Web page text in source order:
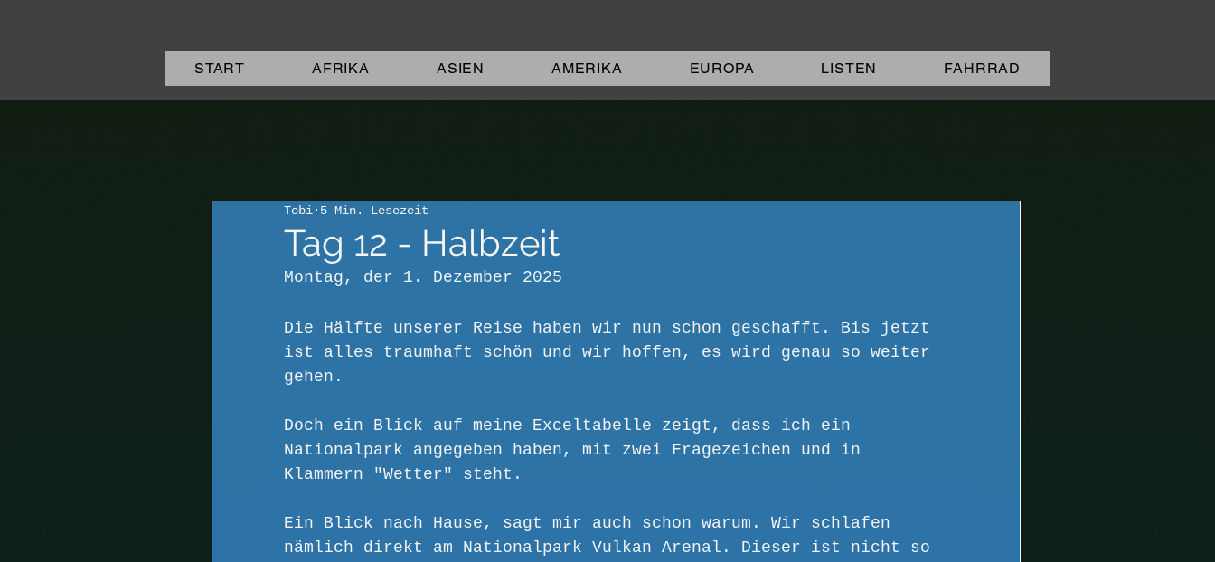
START AFRIKA ASIEN AMERIKA EUROPA LISTEN FAHRRAD
Tag 12 - Halbzeit
Tobi 5 Min. Lesezeit
Montag, der 1. Dezember 2025
Die Hälfte unserer Reise haben wir nun schon geschafft. Bis jetzt
ist alles traumhaft schön und wir hoffen, es wird genau so weiter
gehen.
Doch ein Blick auf meine Exceltabelle zeigt, dass ich ein
Nationalpark angegeben haben, mit zwei Fragezeichen und in
Klammern "Wetter" steht.
Ein Blick nach Hause, sagt mir auch schon warum. Wir schlafen
nämlich direkt am Nationalpark Vulkan Arenal. Dieser ist nicht so